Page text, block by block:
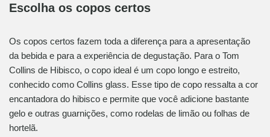
Escolha os copos certos
Os copos certos fazem toda a diferença para a apresentação
da bebida e para a experiência de degustação. Para o Tom
Collins de Hibisco, o copo ideal é um copo longo e estreito,
conhecido como Collins glass. Esse tipo de copo ressalta a cor
encantadora do hibisco e permite que você adicione bastante
gelo e outras guarnições, como rodelas de limão ou folhas de
hortelã.